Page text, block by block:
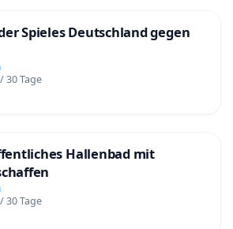
Spieles Deutschland gegen
30 Tage
Hallenbad mit
30 Tage